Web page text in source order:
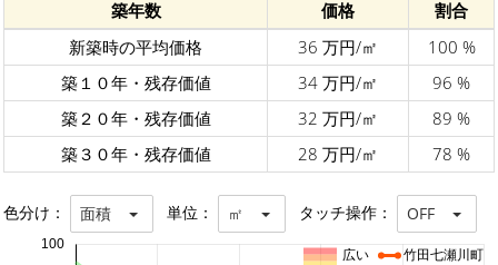
築年数 価格
割合
新築時の平均価格
36 万円/㎡
100 %
築１０年・残存価値
34 万円/㎡
96 %
築２０年・残存価値
32 万円/㎡
89 %
築３０年・残存価値
28 万円/㎡ 78 %
色分け： 面積 単位： ㎡ タッチ操作： OFF
100
竹田七瀬川町
広い